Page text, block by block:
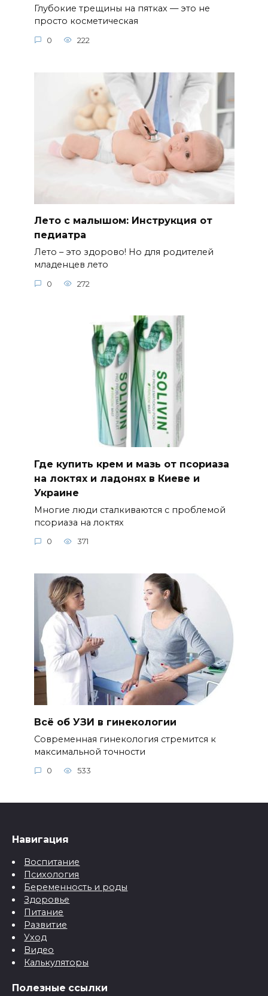
Глубокие трещины на пятках — это не
просто косметическая
0 222
Лето с малышом: Инструкция от
педиатра
Лето – это здорово! Но для родителей
младенцев лето
0 272
Где купить крем и мазь от псориаза
на локтях и ладонях в Киеве и
Украине
Многие люди сталкиваются с проблемой
псориаза на локтях
0 371
Всё об УЗИ в гинекологии
Современная гинекология стремится к
максимальной точности
0 533
Навигация
Воспитание
Психология
Беременность и роды
Здоровье
Питание
Развитие
Уход
Видео
Калькуляторы
Полезные ссылки